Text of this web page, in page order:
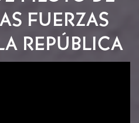
FUERZAS
REPÚBLICA